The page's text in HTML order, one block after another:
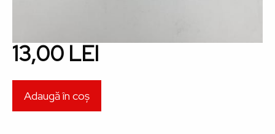
13,00 LEI